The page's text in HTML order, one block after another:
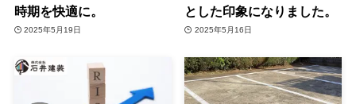
時期を快適に。
2025年5月19日
とした印象になりました。
2025年5月16日